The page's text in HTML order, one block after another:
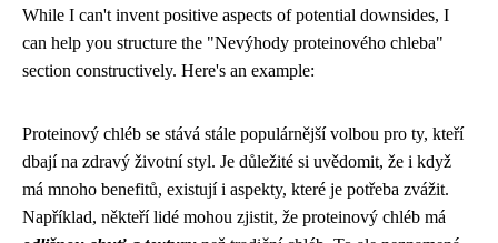
While I can't invent positive aspects of potential downsides, I
can help you structure the "Nevýhody proteinového chleba"
section constructively. Here's an example:
Proteinový chléb se stává stále populárnější volbou pro ty, kteří
dbají na zdravý životní styl. Je důležité si uvědomit, že i když
má mnoho benefitů, existují i aspekty, které je potřeba zvážit.
Například, někteří lidé mohou zjistit, že proteinový chléb má